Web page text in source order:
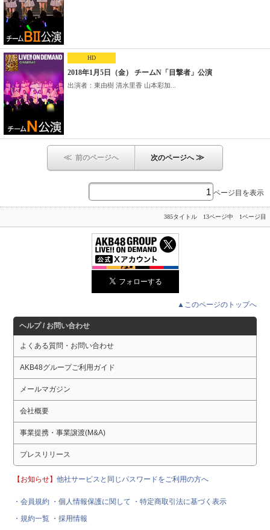
HD
2018年1月5日（金） チームN「目撃者」公演
出演者：東由樹 清水里香 山本彩加...
≪ 前のページへ 次のページへ≫
ページ目を表示
385タイトル 13ページ中 1ページ目
▲このページのトップへ
ヘルプ / お問い合わせ
よくある質問・お問い合わせ
AKB48グループご利用ガイド
メールマガジン
会社概要
事業提携・事業譲渡(M&A)
プレスリリース
【お知らせ】他社サービスと同じパスワードをご利用の方へ
・会員規約 ・個人情報保護に関して
・特定商取引法に基づく表示
・規約一覧 ・採用情報